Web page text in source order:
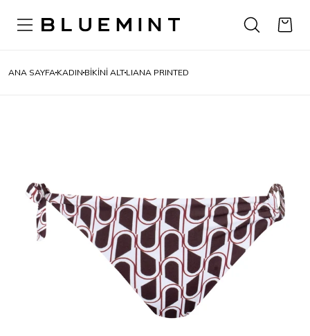
ANA SAYFA KADIN BİKİNİ ALT LIANA PRINTED